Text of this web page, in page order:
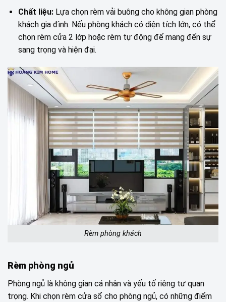
Chất liệu:Lựa chọn rèm vải buông cho không gian phòng
khách gia đình. Nếu phòng khách có diện tích lớn, có thể
chọn rèm cửa 2 lớp hoặc rèm tự động để mang đến sự
sang trọng và hiện đại.
Rèm phòng khách
Rèm phòng ngủ
Phòng ngủ là không gian cá nhân và yếu tố riêng tư quan
trọng. Khi chọn rèm cửa sổ cho phòng ngủ, có những điểm